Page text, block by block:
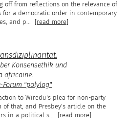
off from reflections on the relevance of
a democratic order in contemporary
and p... [read more]
Konsensethik und
africaine.
Forum "polylog"
to Wiredu's plea for non-party
of that, and Presbey's article on the
in a political s
[read more]